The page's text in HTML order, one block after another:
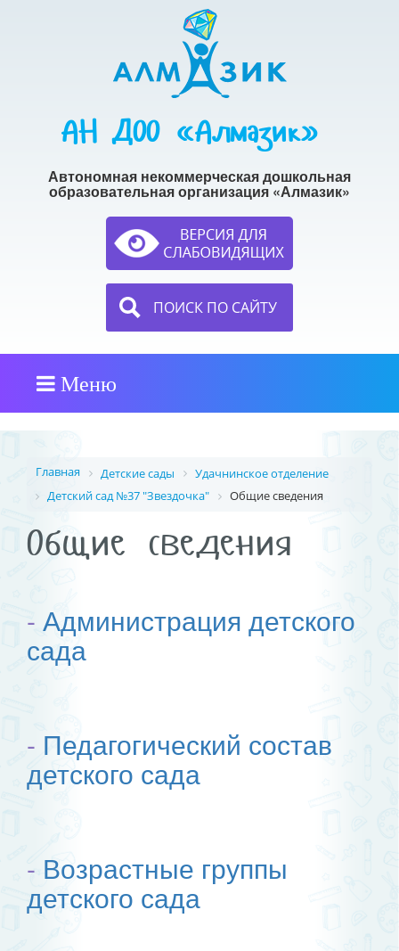
АН ДОО «Алмазик»
Автономная некоммерческая дошкольная
образовательная организация «Алмазик»
ПОИСК ПО САЙТУ
Меню
Главная Детские сады
Удачнинское отделение
Детский сад №37 "Звездочка"
Общие сведения
Общие сведения
- Администрация детского
сада
- Педагогический состав
детского сада
- Возрастные группы
детского сада